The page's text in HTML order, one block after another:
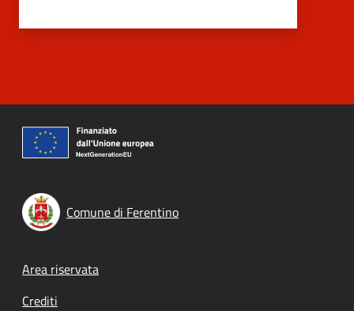
Comune di Ferentino
Footer menu
Area riservata
Crediti